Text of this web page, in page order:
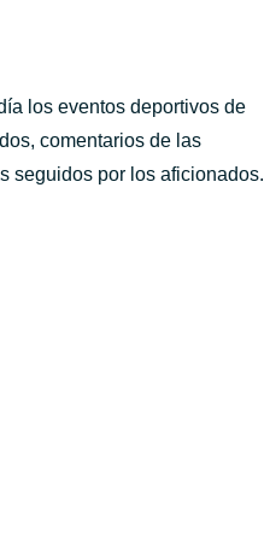
los eventos deportivos de
comentarios de las
seguidos por los aficionados.